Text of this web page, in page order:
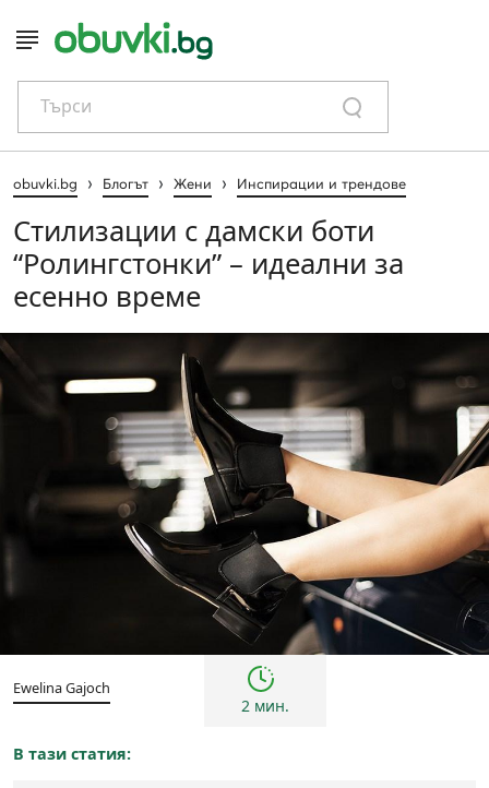
Търси
obuvki.bg › Блогът › Жени › Инспирации и трендове
Стилизации с дамски боти
“Ролингстонки” – идеални за
есенно време
Жени Инспирации и трендове
Ewelina Gajoch
2 мин.
В тази статия: